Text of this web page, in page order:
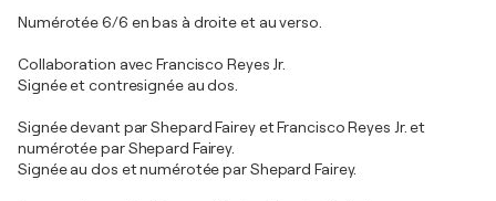
Numérotée 6/6 en bas à droite et au verso.
Collaboration avec Francisco Reyes Jr.
Signée et contresignée au dos.
Signée devant par Shepard Fairey et Francisco Reyes Jr. et
numérotée par Shepard Fairey.
Signée au dos et numérotée par Shepard Fairey.